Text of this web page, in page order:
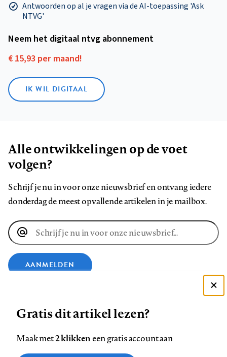
Antwoorden op al je vragen via de AI-toepassing 'Ask
NTVG'
Neem het digitaal ntvg abonnement
€ 15,93 per maand!
IK WIL DIGITAAL
Alle ontwikkelingen op de voet
volgen?
Schrijf je nu in voor onze nieuwsbrief en ontvang iedere
donderdag de meest opvallende artikelen in je mailbox.
E-
mailadres
AANMELDEN
ons
Gratis dit artikel lezen?
Maak met2 klikkeneen gratis account aan
Zie onze cookie policy